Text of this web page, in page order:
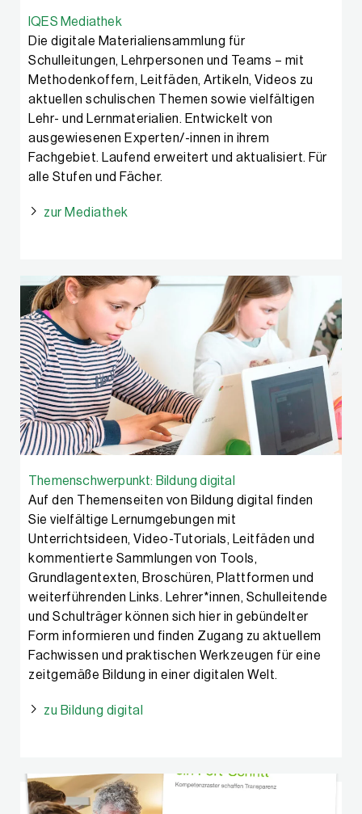
IQES Mediathek
Die digitale Materialiensammlung für
Schulleitungen, Lehrpersonen und Teams – mit
Methodenkoffern, Leitfäden, Artikeln, Videos zu
aktuellen schulischen Themen sowie vielfältigen
Lehr- und Lernmaterialien. Entwickelt von
ausgewiesenen Experten/-innen in ihrem
Fachgebiet. Laufend erweitert und aktualisiert. Für
alle Stufen und Fächer.
zur Mediathek
Themenschwerpunkt: Bildung digital
Auf den Themenseiten von Bildung digital finden
Sie vielfältige Lernumgebungen mit
Unterrichtsideen, Video-Tutorials, Leitfäden und
kommentierte Sammlungen von Tools,
Grundlagentexten, Broschüren, Plattformen und
weiterführenden Links. Lehrer*innen, Schulleitende
und Schulträger können sich hier in gebündelter
Form informieren und finden Zugang zu aktuellem
Fachwissen und praktischen Werkzeugen für eine
zeitgemäße Bildung in einer digitalen Welt.
zu Bildung digital